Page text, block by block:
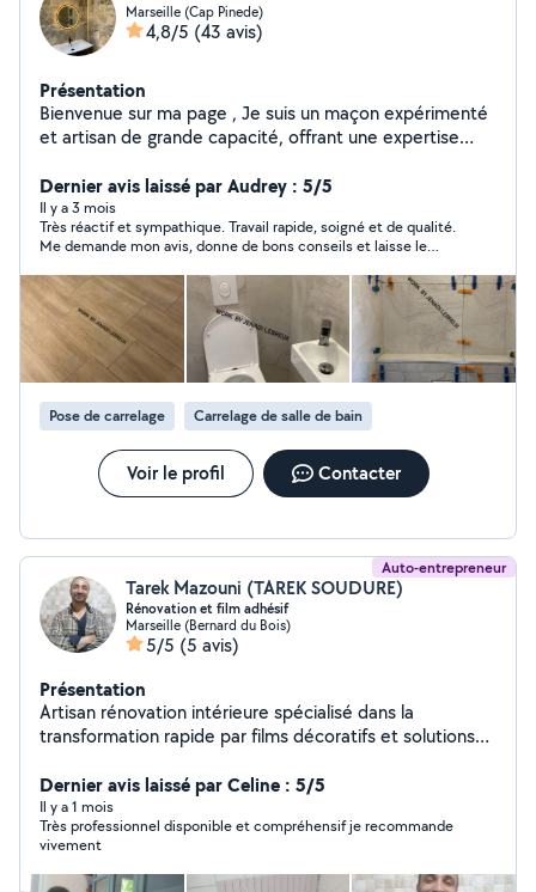
Marseille (Cap Pinede)
4,8/5 (43 avis)
Présentation
Bienvenue sur ma page , Je suis un maçon expérimenté
et artisan de grande capacité, offrant une expertise
construction à la rénovation complète de A à Z. Pour
découvrir l'étendue de mes compétences et voir mes
réalisations, je vous invite à consulter ma page sur
AlloVoisins. Merci
Dernier avis laissé par Audrey : 5/5
Il y a 3 mois
Très réactif et sympathique. Travail rapide, soigné et de qualité.
Me demande mon avis, donne de bons conseils et laisse le
Pose de carrelage Carrelage de salle de bain
Voir le profil Contacter
Auto-entrepreneur
Tarek Mazouni (TAREK SOUDURE)
Rénovation et film adhésif
Marseille (Bernard du Bois)
5/5 (5 avis)
Présentation
Artisan rénovation intérieure spécialisé dans la
transformation rapide par films décoratifs et solutions
solaire Polyvalent. Rigoureux et soucieux du detail
Dernier avis laissé par Celine : 5/5
Il y a 1 mois
Très professionnel disponible et compréhensif je recommande
vivement